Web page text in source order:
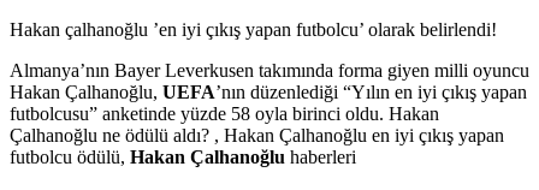
Hakan çalhanoğlu ’en iyi çıkış yapan futbolcu’ olarak belirlendi!
Almanya’nın Bayer Leverkusen takımında forma giyen milli oyuncu
Hakan Çalhanoğlu, UEFA’nın düzenlediği “Yılın en iyi çıkış yapan
futbolcusu” anketinde yüzde 58 oyla birinci oldu. Hakan
Çalhanoğlu ne ödülü aldı? , Hakan Çalhanoğlu en iyi çıkış yapan
futbolcu ödülü, Hakan Çalhanoğlu haberleri